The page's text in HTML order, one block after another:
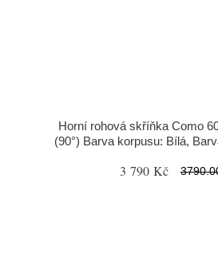
Horní rohová skříňka Como
(90°) Barva korpusu: Bílá,
3 790 Kč